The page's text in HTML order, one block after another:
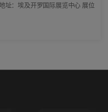
址：埃及开罗国际展览中心 展位